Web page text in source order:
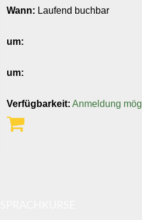
Wann: Laufend buchbar
um:
um:
Verfügbarkeit: Anmeldung